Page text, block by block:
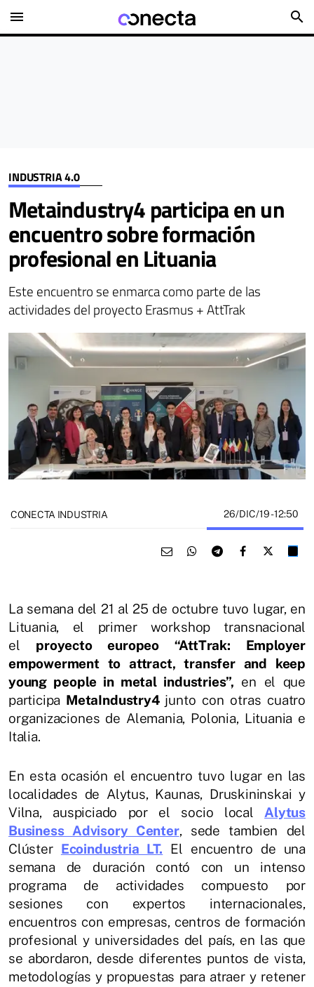
menu search
INDUSTRIA 4.0
Metaindustry4 participa en un
encuentro sobre formación
profesional en Lituania
Este encuentro se enmarca como parte de las
actividades del proyecto Erasmus + AttTrak
CONECTA INDUSTRIA 26/DIC/19- 12:50
La semana del 21 al 25 de octubre tuvo lugar, en
Lituania, el primer workshop transnacional
el proyecto europeo “AttTrak: Employer
empowerment to attract, transfer and keep
young people in metal industries”, en el que
participa MetaIndustry4 junto con otras cuatro
organizaciones de Alemania, Polonia, Lituania e
Italia.
En esta ocasión el encuentro tuvo lugar en las
localidades de Alytus, Kaunas, Druskininskai y
Vilna, auspiciado por el socio local Alytus
Business Advisory Center, sede tambien del
Clúster Ecoindustria LT. El encuentro de una
semana de duración contó con un intenso
programa de actividades compuesto por
sesiones con expertos internacionales,
encuentros con empresas, centros de formación
profesional y universidades del país, en las que
se abordaron, desde diferentes puntos de vista,
metodologías y propuestas para atraer y retener